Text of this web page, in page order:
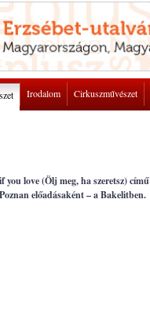
Irodalom Cirkuszművészet
love (Ölj meg, ha szeretsz) című
előadásaként – a Bakelitben.